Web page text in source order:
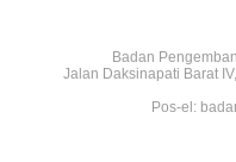
Badan
Jalan Daksinapati Barat
Pos-el: